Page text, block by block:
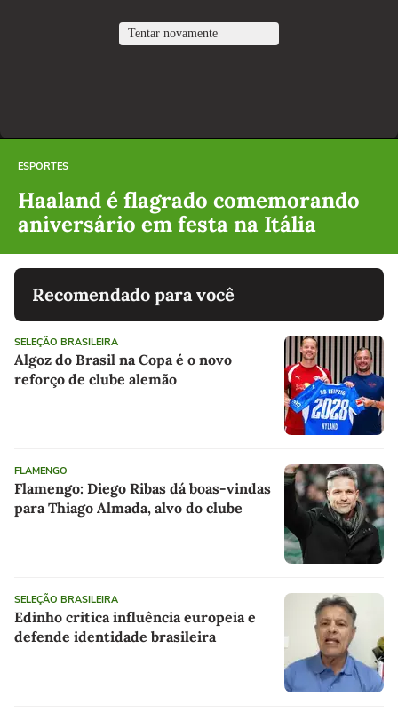
ESPORTES
Haaland é flagrado comemorando
aniversário em festa na Itália
Recomendado para você
SELEÇÃO BRASILEIRA
Algoz do Brasil na Copa é o novo
reforço de clube alemão
FLAMENGO
Flamengo: Diego Ribas dá boas-vindas
para Thiago Almada, alvo do clube
SELEÇÃO BRASILEIRA
Edinho critica influência europeia e
defende identidade brasileira